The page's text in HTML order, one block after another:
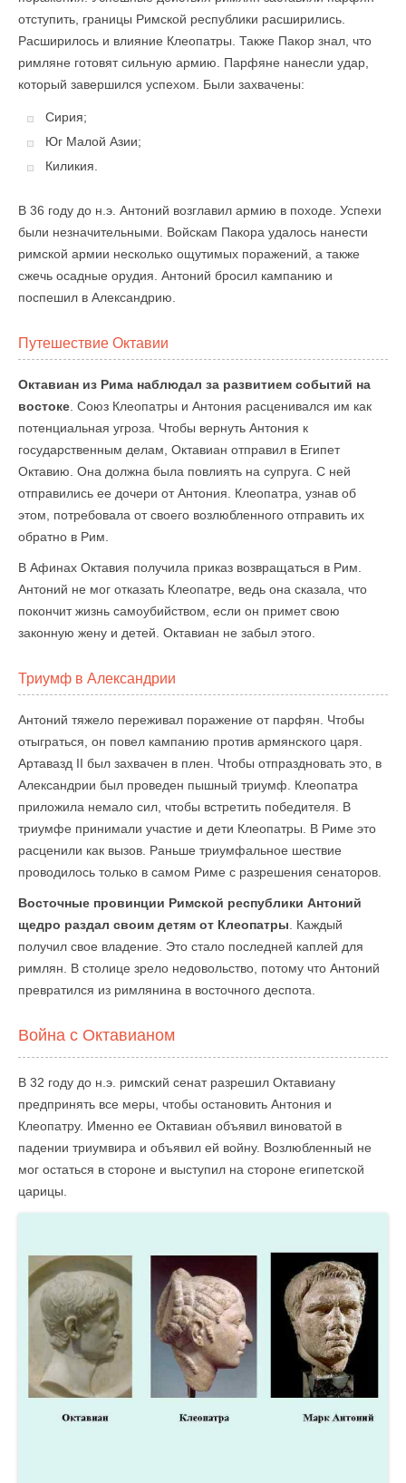
отступить, границы Римской республики расширились.
Расширилось и влияние Клеопатры. Также Пакор знал, что
римляне готовят сильную армию. Парфяне нанесли удар,
который завершился успехом. Были захвачены:
Сирия;
Юг Малой Азии;
Киликия.
В 36 году до н.э. Антоний возглавил армию в походе. Успехи
были незначительными. Войскам Пакора удалось нанести
римской армии несколько ощутимых поражений, а также
сжечь осадные орудия. Антоний бросил кампанию и
поспешил в Александрию.
Путешествие Октавии
Октавиан из Рима наблюдал за развитием событий на
востоке . Союз Клеопатры и Антония расценивался им как
потенциальная угроза. Чтобы вернуть Антония к
государственным делам, Октавиан отправил в Египет
Октавию. Она должна была повлиять на супруга. С ней
отправились ее дочери от Антония. Клеопатра, узнав об
этом, потребовала от своего возлюбленного отправить их
обратно в Рим.
В Афинах Октавия получила приказ возвращаться в Рим.
Антоний не мог отказать Клеопатре, ведь она сказала, что
покончит жизнь самоубийством, если он примет свою
законную жену и детей. Октавиан не забыл этого.
Триумф в Александрии
Антоний тяжело переживал поражение от парфян. Чтобы
отыграться, он повел кампанию против армянского царя.
Артавазд II был захвачен в плен. Чтобы отпраздновать это, в
Александрии был проведен пышный триумф. Клеопатра
приложила немало сил, чтобы встретить победителя. В
триумфе принимали участие и дети Клеопатры. В Риме это
расценили как вызов. Раньше триумфальное шествие
проводилось только в самом Риме с разрешения сенаторов.
Восточные провинции Римской республики Антоний
щедро раздал своим детям от Клеопатры . Каждый
получил свое владение. Это стало последней каплей для
римлян. В столице зрело недовольство, потому что Антоний
превратился из римлянина в восточного деспота.
Война с Октавианом
В 32 году до н.э. римский сенат разрешил Октавиану
предпринять все меры, чтобы остановить Антония и
Клеопатру. Именно ее Октавиан объявил виноватой в
падении триумвира и объявил ей войну. Возлюбленный не
мог остаться в стороне и выступил на стороне египетской
царицы.